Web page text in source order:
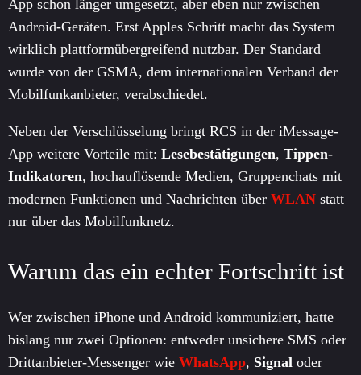
App schon länger umgesetzt, aber eben nur zwischen
Android-Geräten. Erst Apples Schritt macht das System
wirklich plattformübergreifend nutzbar. Der Standard
wurde von der GSMA, dem internationalen Verband der
Mobilfunkanbieter, verabschiedet.
Neben der Verschlüsselung bringt RCS in der iMessage-
App weitere Vorteile mit: Lesebestätigungen, Tippen-
Indikatoren, hochauflösende Medien, Gruppenchats mit
modernen Funktionen und Nachrichten über WLAN statt
nur über das Mobilfunknetz.
Warum das ein echter Fortschritt ist
Wer zwischen iPhone und Android kommuniziert, hatte
bislang nur zwei Optionen: entweder unsichere SMS oder
Drittanbieter-Messenger wie WhatsApp, Signal oder